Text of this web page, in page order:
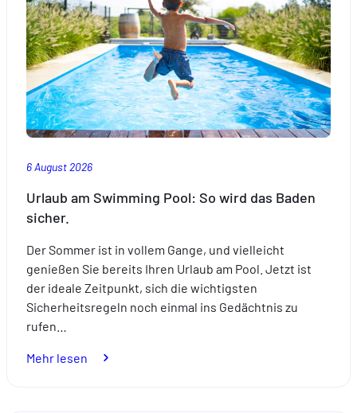
6 August 2026
Urlaub am Swimming Pool: So wird das Baden
sicher.
Der Sommer ist in vollem Gange, und vielleicht
genießen Sie bereits Ihren Urlaub am Pool. Jetzt ist
der ideale Zeitpunkt, sich die wichtigsten
Sicherheitsregeln noch einmal ins Gedächtnis zu
rufen…
Mehr lesen